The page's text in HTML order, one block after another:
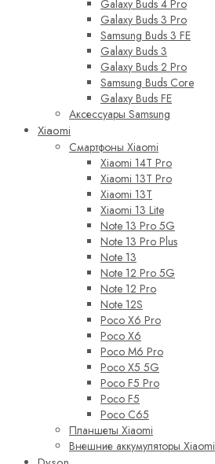
Galaxy Buds 4 Pro
Galaxy Buds 3 Pro
Samsung Buds 3 FE
Galaxy Buds 3
Galaxy Buds 2 Pro
Samsung Buds Core
Galaxy Buds FE
Аксессуары Samsung
Xiaomi
Смартфоны Xiaomi
Xiaomi 14T Pro
Xiaomi 13T Pro
Xiaomi 13T
Xiaomi 13 Lite
Note 13 Pro 5G
Note 13 Pro Plus
Note 13
Note 12 Pro 5G
Note 12 Pro
Note 12S
Poco X6 Pro
Poco X6
Poco M6 Pro
Poco X5 5G
Poco F5 Pro
Poco F5
Poco C65
Планшеты Xiaomi
Внешние аккумуляторы Xiaomi